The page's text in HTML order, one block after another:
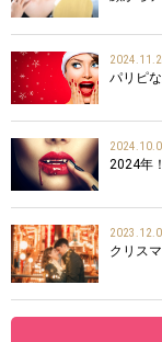
パリピ
2024年
クリス